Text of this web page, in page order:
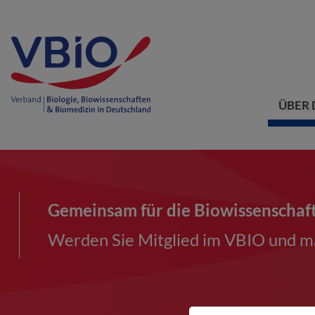
ÜBER
Gemeinsam für die
Werden Sie Mitglied im VBIO und